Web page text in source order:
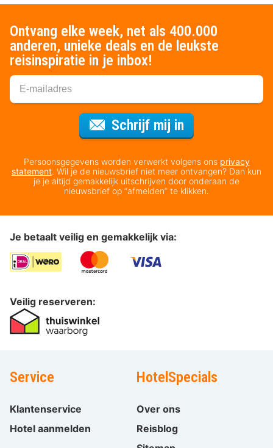
Ontvang elke week, net als 400.000
anderen, unieke deals en de leukste
reisinspiratie in je inbox!
Schrijf mij in
Persoonsgegevens worden verwerkt volgens ons privacy
statement. Wil je de nieuwsbrief niet meer ontvangen? Dan kun
je je altijd gemakkelijk uitschrijven door onderaan de
nieuwsbrief op “afmelden” te klikken.
Je betaalt veilig en gemakkelijk via:
Veilig reserveren:
Service
Klantenservice
Hotel aanmelden
HotelSpecials
Over ons
Reisblog